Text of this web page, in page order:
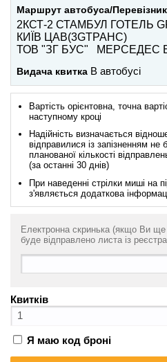
Маршрут автобуса/
2КСТ-2 СТАМБУЛ ГОТЕЛЬ
КИЇВ ЦАВ(3GТРАНС)
ТОВ "ЗГ БУС" МЕРСЕДЕС
Видача квитка В автобусі
Вартість орієнтовна, точна
наступному кроці
Надійність визначається
відправилися із запізненням
планованої кількості
(за останні 30 днів)
При наведенні стрілки миші на
з'являється додаткова
Електронна скринька (якщо Ви ще
буде відправлено листа із
Квитків
Я маю код броні